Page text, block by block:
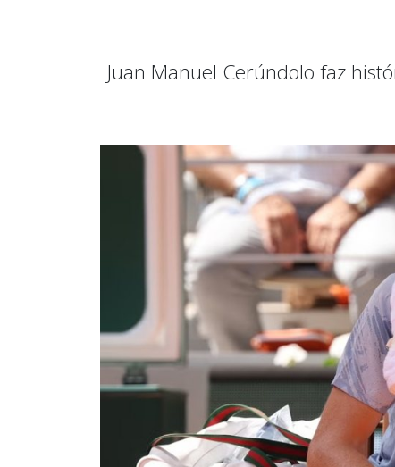
Juan Manuel Cerúndolo faz